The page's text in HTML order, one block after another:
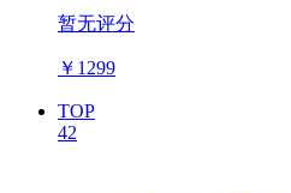
暂无评分
￥ 1299
TOP
42